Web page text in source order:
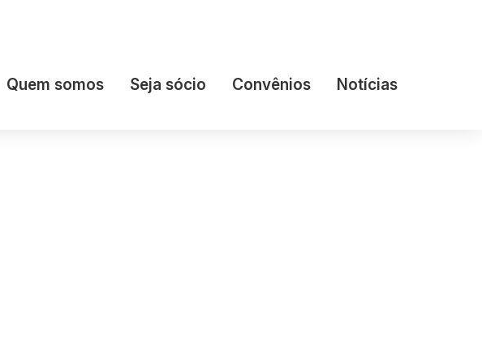
Quem somos Seja sócio Convênios Notícias